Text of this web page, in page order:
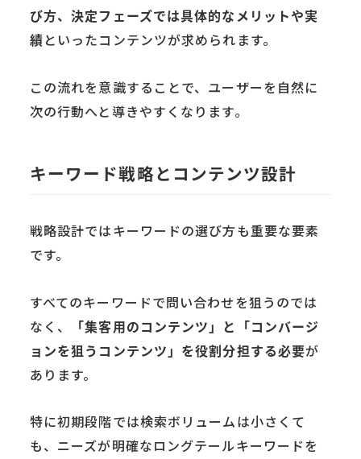
び方、決定フェーズでは具体的なメリットや実
績といったコンテンツが求められます。
この流れを意識することで、ユーザーを自然に
次の行動へと導きやすくなります。
キーワード戦略とコンテンツ設計
戦略設計ではキーワードの選び方も重要な要素
です。
すべてのキーワードで問い合わせを狙うのでは
なく、
「集客用のコンテンツ」と「コンバージ
ョンを狙うコンテンツ」を役割分担する必要が
あります。
特に初期段階では検索ボリュームは小さくて
も、ニーズが明確なロングテールキーワードを